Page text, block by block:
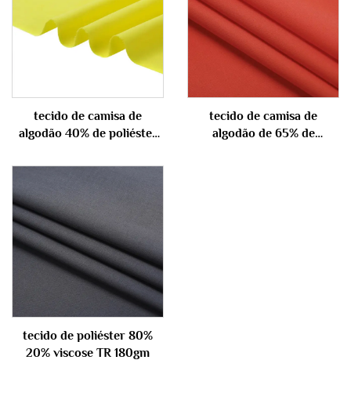
tecido de camisa de
algodão 40% de poliéster
tecido de camisa de
algodão de 65% de
tecido de poliéster 80%
20% viscose TR 180gm